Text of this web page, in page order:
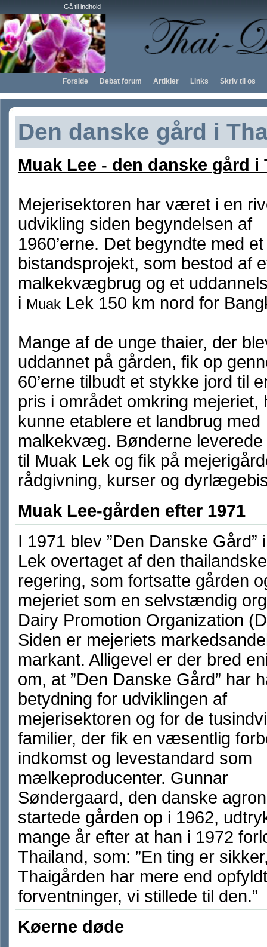
Gå til indhold
Forside Debat forum Artikler Links Skriv til os
Den danske gård i
Muak Lee - den danske gård i
Mejerisektoren har været i en
udvikling siden begyndelsen af
1960’erne. Det begyndte med
bistandsprojekt, som bestod af
malkekvægbrug og et
i Muak Lek 150 km nord for
Mange af de unge thaier, der
uddannet på gården, fik op
60’erne tilbudt et stykke jord til
pris i området omkring mejeriet,
kunne etablere et landbrug med
malkekvæg. Bønderne
til Muak Lek og fik på
rådgivning, kurser og
Muak Lee-gården efter 1971
I 1971 blev ”Den Danske Gård”
Lek overtaget af den thailandske
regering, som fortsatte gården
mejeriet som en selvstændig
Dairy Promotion Organization
Siden er mejeriets
markant. Alligevel er der bred
om, at ”Den Danske Gård” har
betydning for udviklingen af
mejerisektoren og for de
familier, der fik en væsentlig
indkomst og levestandard som
mælkeproducenter. Gunnar
Søndergaard, den danske
startede gården op i 1962,
mange år efter at han i 1972
Thailand, som: ”En ting er
Thaigården har mere end
forventninger, vi stillede til den.”
Køerne døde